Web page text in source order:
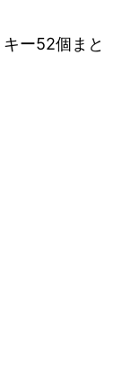
ー52個まと